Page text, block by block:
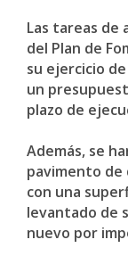
Las tareas de
del Plan de
su ejercicio
un
plazo de
Además, se
pavimento de
con una
levantado de
nuevo por